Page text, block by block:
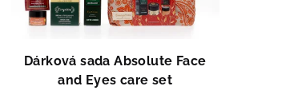
Dárková sada Absolute Face
and Eyes care set